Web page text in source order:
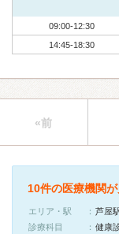
09:00-12:30
14:45-18:30
«前
10件の医療機関
エリア・駅
芦屋
診療科目
健康